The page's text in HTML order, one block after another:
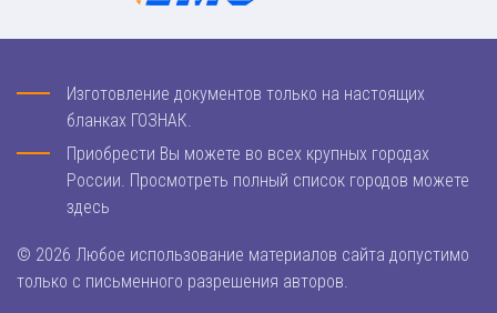
Изготовление документов только на настоящих
бланках ГОЗНАК.
Приобрести Вы можете во всех крупных городах
России. Просмотреть полный список городов можете
здесь
© 2026 Любое использование материалов сайта допустимо
только с письменного разрешения авторов.